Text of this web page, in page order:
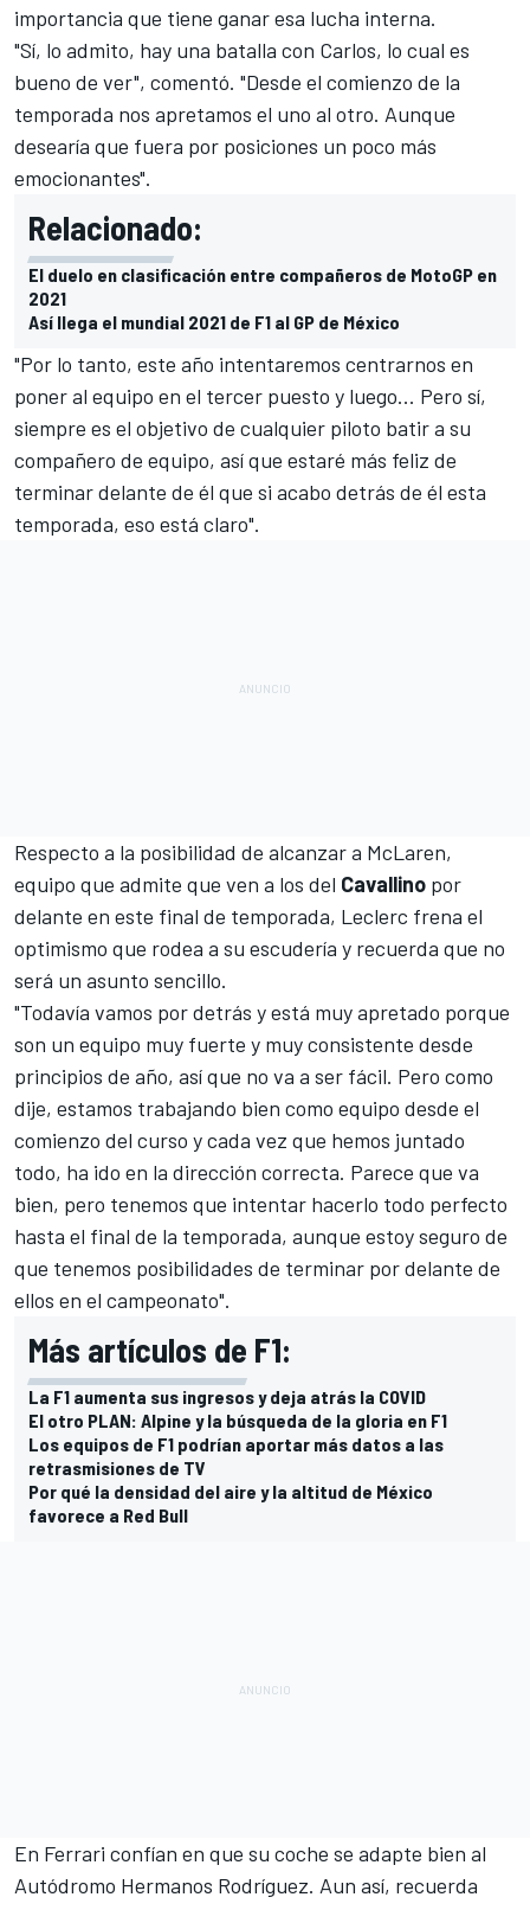
importancia que tiene ganar esa lucha interna.
"Sí, lo admito, hay una batalla con Carlos, lo cual es
bueno de ver", comentó. "Desde el comienzo de la
temporada nos apretamos el uno al otro. Aunque
desearía que fuera por posiciones un poco más
emocionantes".
Relacionado:
El duelo en clasificación entre compañeros de MotoGP en
2021
Así llega el mundial 2021 de F1 al GP de México
"Por lo tanto, este año intentaremos centrarnos en
poner al equipo en el tercer puesto y luego... Pero sí,
siempre es el objetivo de cualquier piloto batir a su
compañero de equipo, así que estaré más feliz de
terminar delante de él que si acabo detrás de él esta
temporada, eso está claro".
Respecto a la posibilidad de alcanzar a McLaren,
equipo que admite que ven a los del Cavallino por
delante en este final de temporada, Leclerc frena el
optimismo que rodea a su escudería y recuerda que no
será un asunto sencillo.
"Todavía vamos por detrás y está muy apretado porque
son un equipo muy fuerte y muy consistente desde
principios de año, así que no va a ser fácil. Pero como
dije, estamos trabajando bien como equipo desde el
comienzo del curso y cada vez que hemos juntado
todo, ha ido en la dirección correcta. Parece que va
bien, pero tenemos que intentar hacerlo todo perfecto
hasta el final de la temporada, aunque estoy seguro de
que tenemos posibilidades de terminar por delante de
ellos en el campeonato".
Más artículos de F1:
La F1 aumenta sus ingresos y deja atrás la COVID
El otro PLAN: Alpine y la búsqueda de la gloria en F1
Los equipos de F1 podrían aportar más datos a las
retrasmisiones de TV
Por qué la densidad del aire y la altitud de México
favorece a Red Bull
En Ferrari confían en que su coche se adapte bien al
Autódromo Hermanos Rodríguez. Aun así, recuerda